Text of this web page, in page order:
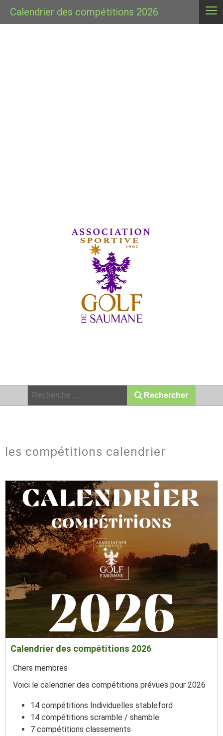
Rechercher Rechercher
les compétitions calendrier
Calendrier des compétitions 2026
Chers membres
Voici le calendrier des compétitions prévues pour 2026
14 compétitions Individuelles stableford
14 compétitions scramble / shamble
7 compétitions classements
Calendrier des compétitions 2026 ≡